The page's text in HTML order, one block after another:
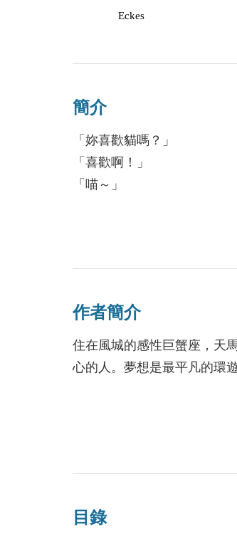
Eckes
簡介
「妳喜歡貓嗎？」
「喜歡啊！」
「喵～」
聽說，當入夜後你若在行
直到某夜，她竟不小心被獨
周遭被死寂籠罩，害怕之際
悄悄循音走去，映入眼簾的
梁斯望，臉上總是掛著一張
然而越是相處，溫日晚越是
作者簡介
住在風城的感性巨蟹座，天
心的人。夢想是最平凡的環遊
目錄